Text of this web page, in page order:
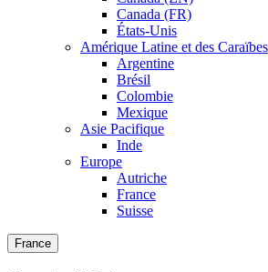
Canada (FR)
États-Unis
Amérique Latine et des Caraïbes
Argentine
Brésil
Colombie
Mexique
Asie Pacifique
Inde
Europe
Autriche
France
Suisse
France